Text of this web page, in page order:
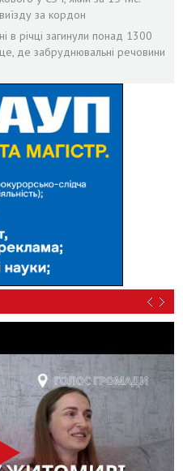
за кордон
в річці загинули понад 1300
де забруднювальні речовини